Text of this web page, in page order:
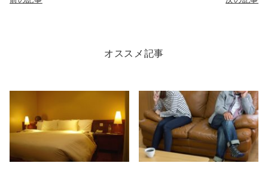
オススメ記事